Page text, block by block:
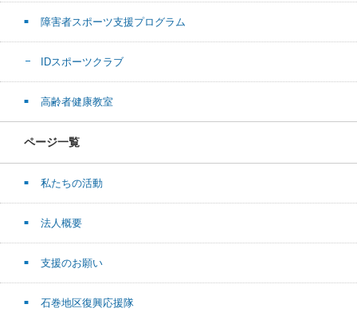
障害者スポーツ支援プログラム
IDスポーツクラブ
高齢者健康教室
ページ一覧
私たちの活動
法人概要
支援のお願い
石巻地区復興応援隊